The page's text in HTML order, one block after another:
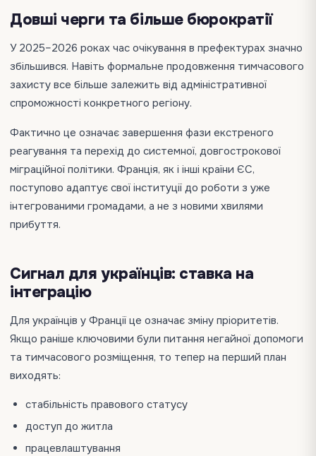
Довші черги та більше бюрократії
У 2025–2026 роках час очікування в префектурах значно
збільшився. Навіть формальне продовження тимчасового
захисту все більше залежить від адміністративної
спроможності конкретного регіону.
Фактично це означає завершення фази екстреного
реагування та перехід до системної, довгострокової
міграційної політики. Франція, як і інші країни ЄС,
поступово адаптує свої інституції до роботи з уже
інтегрованими громадами, а не з новими хвилями
прибуття.
Сигнал для українців: ставка на
інтеграцію
Для українців у Франції це означає зміну пріоритетів.
Якщо раніше ключовими були питання негайної допомоги
та тимчасового розміщення, то тепер на перший план
виходять:
стабільність правового статусу
доступ до житла
працевлаштування